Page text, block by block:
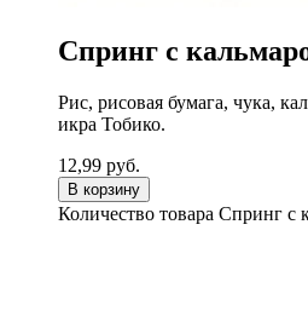
Спринг с
Рис, рисовая бумага, чука,
икра Тобико.
12,99 руб.
В корзину
Количество товара Спринг с